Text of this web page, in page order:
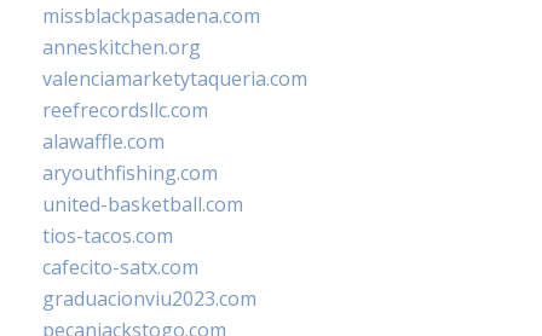
missblackpasadena.com
anneskitchen.org
valenciamarketytaqueria.com
reefrecordsllc.com
alawaffle.com
aryouthfishing.com
united-basketball.com
tios-tacos.com
cafecito-satx.com
graduacionviu2023.com
pecanjackstogo.com